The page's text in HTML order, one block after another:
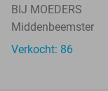
BIJ MOEDERS
Middenbeemster
Verkocht: 86